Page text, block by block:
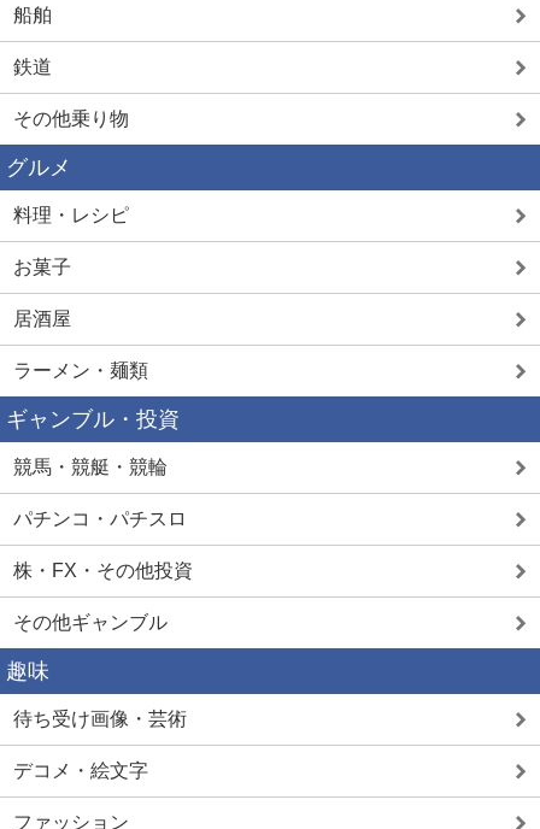
船舶
鉄道
その他乗り物
グルメ
料理・レシピ
お菓子
居酒屋
ラーメン・麺類
ギャンブル・投資
競馬・競艇・競輪
パチンコ・パチスロ
株・FX・その他投資
その他ギャンブル
趣味
待ち受け画像・芸術
デコメ・絵文字
ファッション